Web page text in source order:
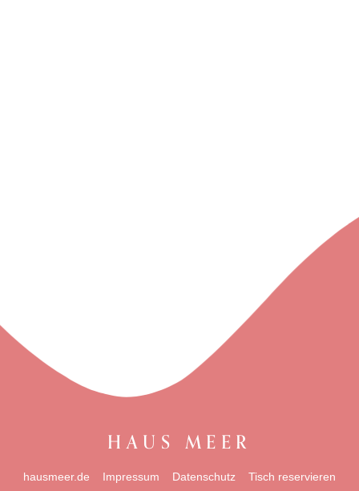
HAUS MEER
hausmeer.de Impressum Datenschutz Tisch reservieren